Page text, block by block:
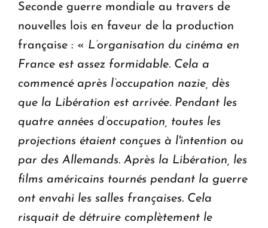
Seconde guerre mondiale au travers de
nouvelles lois en faveur de la production
française : « L’organisation du cinéma en
France est assez formidable. Cela a
commencé après l’occupation nazie, dès
que la Libération est arrivée. Pendant les
quatre années d’occupation, toutes les
projections étaient conçues à l'intention ou
par des Allemands. Après la Libération, les
films américains tournés pendant la guerre
ont envahi les salles françaises. Cela
risquait de détruire complètement le